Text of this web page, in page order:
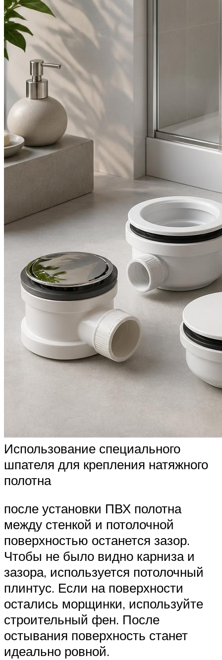
Использование специального
шпателя для крепления натяжного
полотна
после установки ПВХ полотна
между стенкой и потолочной
поверхностью останется зазор.
Чтобы не было видно карниза и
зазора, используется потолочный
плинтус. Если на поверхности
остались морщинки, используйте
строительный фен. После
остывания поверхность станет
идеально ровной.